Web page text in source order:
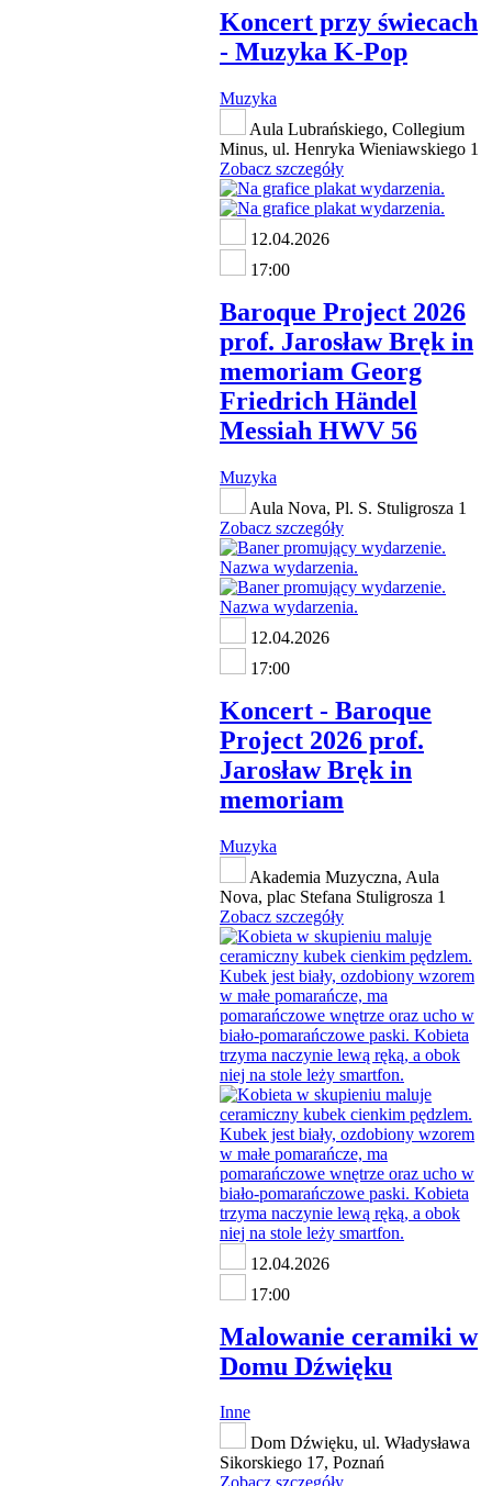
Koncert przy świecach
- Muzyka K-Pop
Muzyka
Aula Lubrańskiego, Collegium
Minus, ul. Henryka Wieniawskiego 1
Zobacz szczegóły
12.04.2026
17:00
Baroque Project 2026
prof. Jarosław Bręk in
memoriam Georg
Friedrich Händel
Messiah HWV 56
Muzyka
Aula Nova, Pl. S. Stuligrosza 1
Zobacz szczegóły
12.04.2026
17:00
Koncert - Baroque
Project 2026 prof.
Jarosław Bręk in
memoriam
Muzyka
Akademia Muzyczna, Aula
Nova, plac Stefana Stuligrosza 1
Zobacz szczegóły
12.04.2026
17:00
Malowanie ceramiki w
Domu Dźwięku
Inne
Dom Dźwięku, ul. Władysława
Sikorskiego 17, Poznań